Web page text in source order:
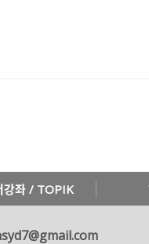
강좌 / TOPIK